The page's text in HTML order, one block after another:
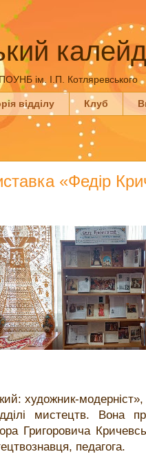
ім. І.П. Котляревського
відділу Клуб
«Федір
художник-
мистецтв. Вона
Григоровича
педагога.